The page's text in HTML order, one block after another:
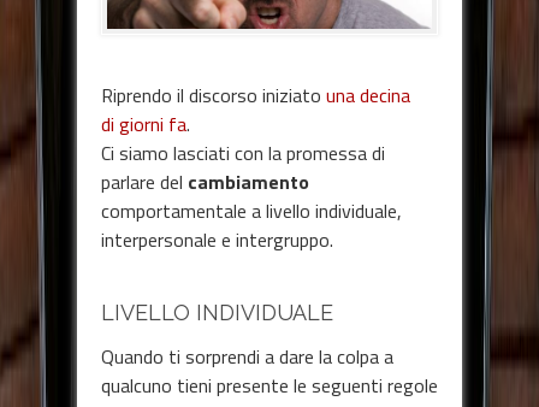
Riprendo il discorso iniziato una decina
di giorni fa.
Ci siamo lasciati con la promessa di
parlare del cambiamento
comportamentale a livello individuale,
interpersonale e intergruppo.
LIVELLO INDIVIDUALE
Quando ti sorprendi a dare la colpa a
qualcuno tieni presente le seguenti regole